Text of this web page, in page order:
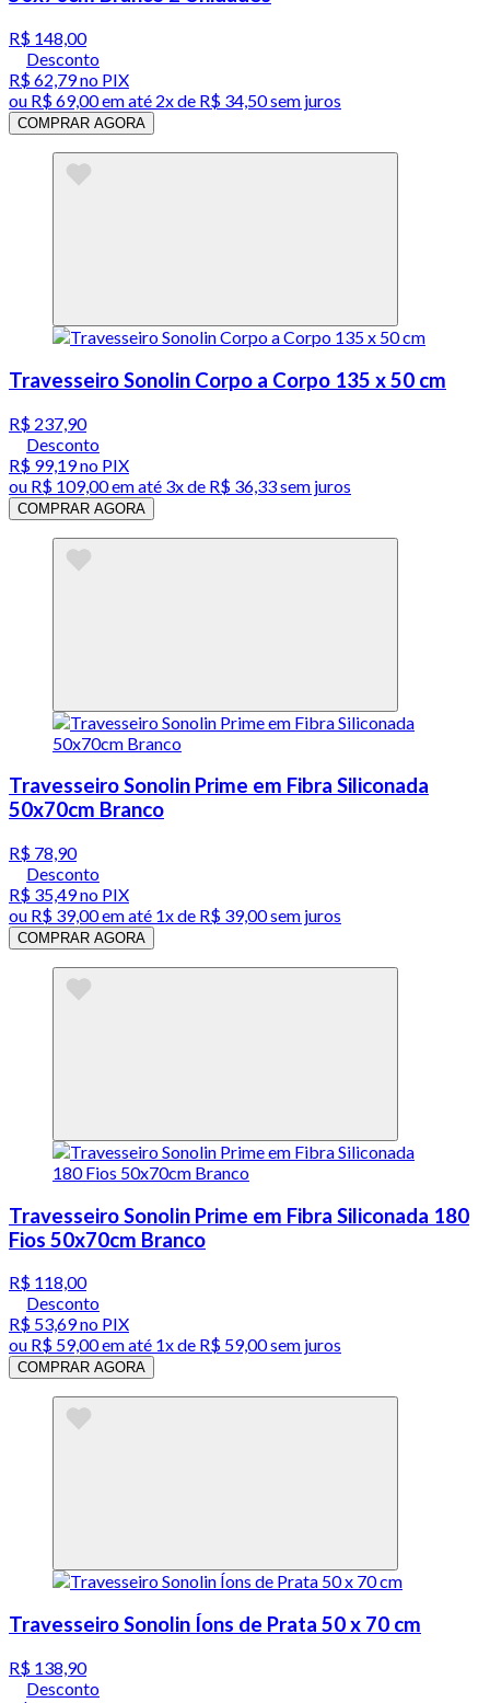
R$ 148,00
Desconto
R$ 62,79no PIX
ou R$ 69,00em até 2x de R$ 34,50 sem juros
COMPRAR AGORA
Travesseiro Sonolin Corpo a Corpo 135 x 50 cm
R$ 237,90
Desconto
R$ 99,19no PIX
ou R$ 109,00em até 3x de R$ 36,33 sem juros
COMPRAR AGORA
Travesseiro Sonolin Prime em Fibra Siliconada
50x70cm Branco
R$ 78,90
Desconto
R$ 35,49no PIX
ou R$ 39,00em até 1x de R$ 39,00sem juros
COMPRAR AGORA
Travesseiro Sonolin Prime em Fibra Siliconada 180
Fios 50x70cm Branco
R$ 118,00
Desconto
R$ 53,69no PIX
ou R$ 59,00em até 1x de R$ 59,00sem juros
COMPRAR AGORA
Travesseiro Sonolin Íons de Prata 50 x 70 cm
R$ 138,90
Desconto